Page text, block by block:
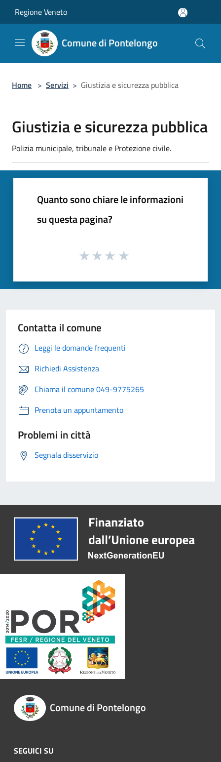
Regione Veneto
Comune di Pontelongo
Home > Servizi > Giustizia e sicurezza pubblica
Giustizia e sicurezza pubblica
Polizia municipale, tribunale e Protezione civile.
Quanto sono chiare le informazioni
su questa pagina?
Contatta il comune
Leggi le domande frequenti
Richiedi Assistenza
Chiama il comune 049-9775265
Prenota un appuntamento
Problemi in città
Segnala disservizio
Comune di Pontelongo
SEGUICI SU